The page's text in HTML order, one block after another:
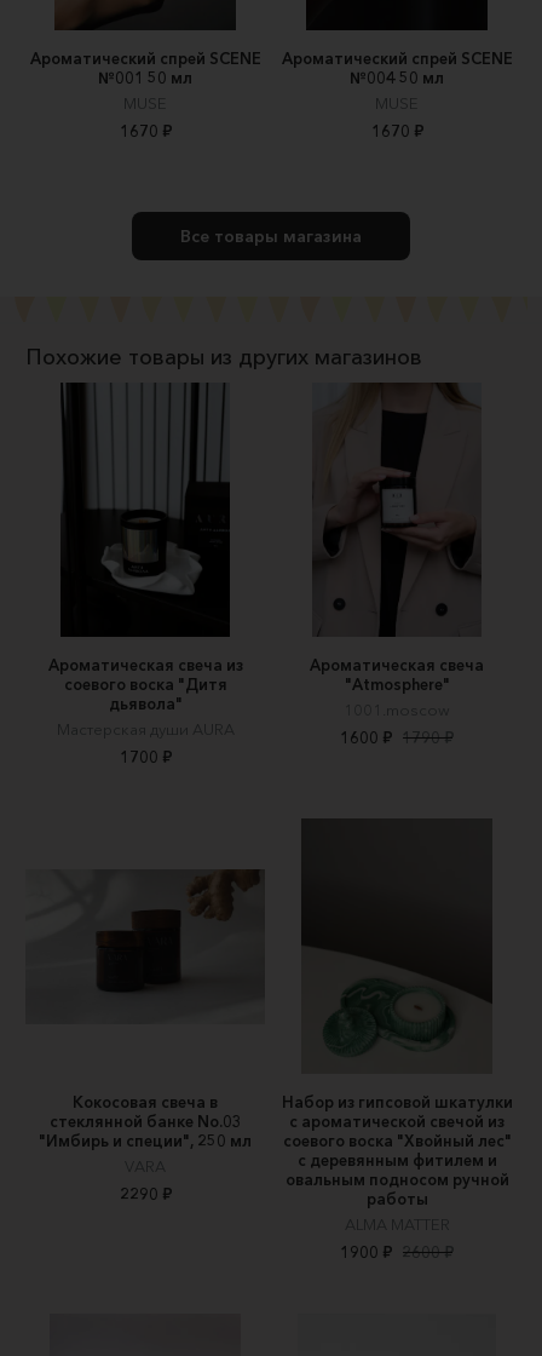
Ароматический спрей SCENE
№001 50 мл
MUSE
1670 ₽
Ароматический спрей SCENE
№004 50 мл
MUSE
1670 ₽
Все товары магазина
Похожие товары из других магазинов
Ароматическая свеча из
соевого воска "Дитя
дьявола"
Мастерская души AURA
1700 ₽
Ароматическая свеча
"Atmosphere"
1001.moscow
1600 ₽ 1790 ₽
Кокосовая свеча в
стеклянной банке No.03
"Имбирь и специи", 250 мл
VARA
2290 ₽
Набор из гипсовой шкатулки
с ароматической свечой из
соевого воска "Хвойный лес"
с деревянным фитилем и
овальным подносом ручной
работы
ALMA MATTER
1900 ₽ 2600 ₽